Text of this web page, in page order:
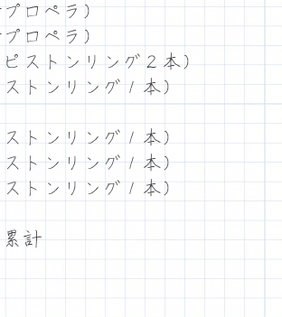
ロペラ）
ロペラ）
ストンリング２本）
トンリング１本）
トンリング１本）
トンリング１本）
トンリング１本）
計